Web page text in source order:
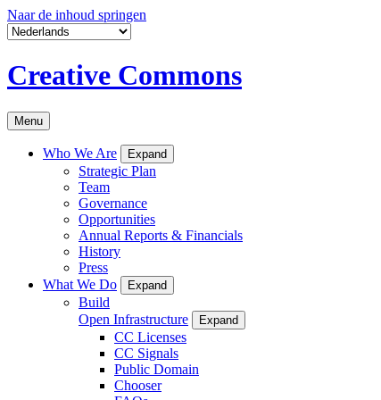
Naar de inhoud springen
Creative Commons
Menu
Who We Are Expand
Strategic Plan
Team
Governance
Opportunities
Annual Reports & Financials
History
Press
What We Do
Expand
Build
Open Infrastructure
Expand
CC Licenses
CC Signals
Public Domain
Chooser